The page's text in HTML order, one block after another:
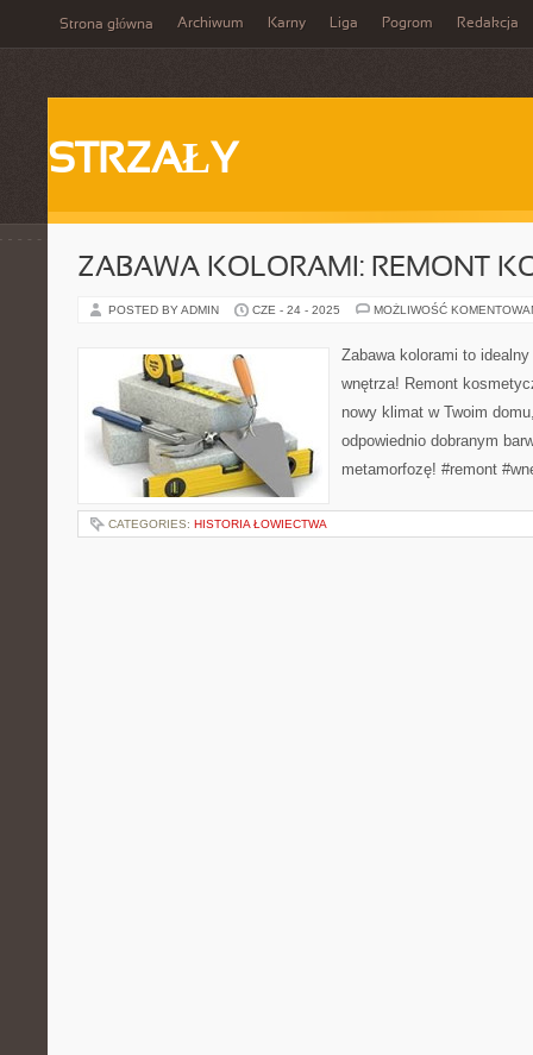
Strona główna Archiwum Karny Liga Pogrom Redakcja
STRZAŁY
ZABAWA KOLORAMI: REMONT
POSTED BY ADMIN CZE - 24 - 2025 MOŻLIWOŚĆ
Zabawa kolorami to
wnętrza! Remont
nowy klimat w Twoim
odpowiednio dobranym
metamorfozę! #remont
CATEGORIES: HISTORIA ŁOWIECTWA